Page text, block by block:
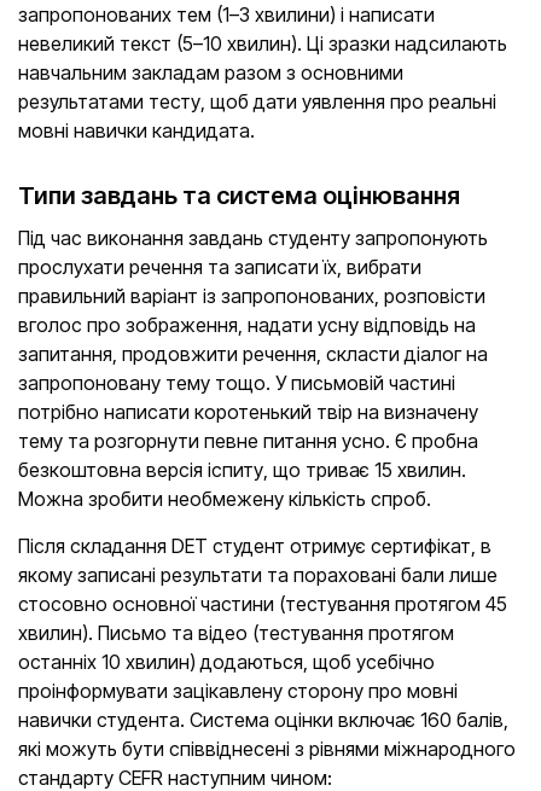
запропонованих тем (1–3 хвилини) і написати
невеликий текст (5–10 хвилин). Ці зразки надсилають
навчальним закладам разом з основними
результатами тесту, щоб дати уявлення про реальні
мовні навички кандидата.
Типи завдань та система оцінювання
Під час виконання завдань студенту запропонують
прослухати речення та записати їх, вибрати
правильний варіант із запропонованих, розповісти
вголос про зображення, надати усну відповідь на
запитання, продовжити речення, скласти діалог на
запропоновану тему тощо. У письмовій частині
потрібно написати коротенький твір на визначену
тему та розгорнути певне питання усно. Є пробна
безкоштовна версія іспиту, що триває 15 хвилин.
Можна зробити необмежену кількість спроб.
Після складання DET студент отримує сертифікат, в
якому записані результати та пораховані бали лише
стосовно основної частини (тестування протягом 45
хвилин). Письмо та відео (тестування протягом
останніх 10 хвилин) додаються, щоб усебічно
проінформувати зацікавлену сторону про мовні
навички студента. Система оцінки включає 160 балів,
які можуть бути співвіднесені з рівнями міжнародного
стандарту CEFR наступним чином: